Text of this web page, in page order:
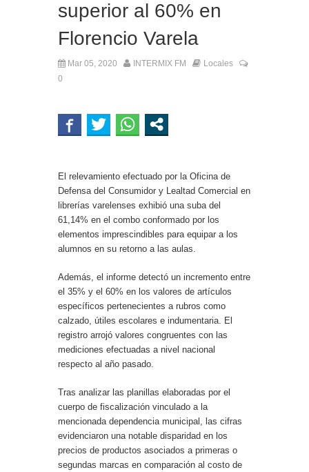
superior al 60% en
Florencio Varela
Mar 05, 2020 INTERMIX FM
Locales
0
El relevamiento efectuado por la Oficina de
Defensa del Consumidor y Lealtad Comercial en
librerías varelenses exhibió una suba del
61,14% en el combo conformado por los
elementos imprescindibles para equipar a los
alumnos en su retorno a las aulas.
Además, el informe detectó un incremento entre
el 35% y el 60% en los valores de artículos
específicos pertenecientes a rubros como
calzado, útiles escolares e indumentaria. El
registro arrojó valores congruentes con las
mediciones efectuadas a nivel nacional
respecto al año pasado.
Tras analizar las planillas elaboradas por el
cuerpo de fiscalización vinculado a la
mencionada dependencia municipal, las cifras
evidenciaron una notable disparidad en los
precios de productos asociados a primeras o
segundas marcas en comparación al costo de